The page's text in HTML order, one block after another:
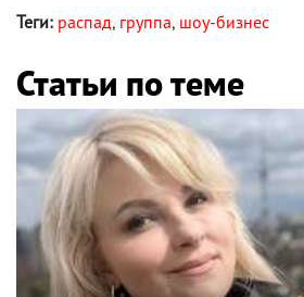
Теги: распад, группа, шоу-бизнес
Статьи по теме